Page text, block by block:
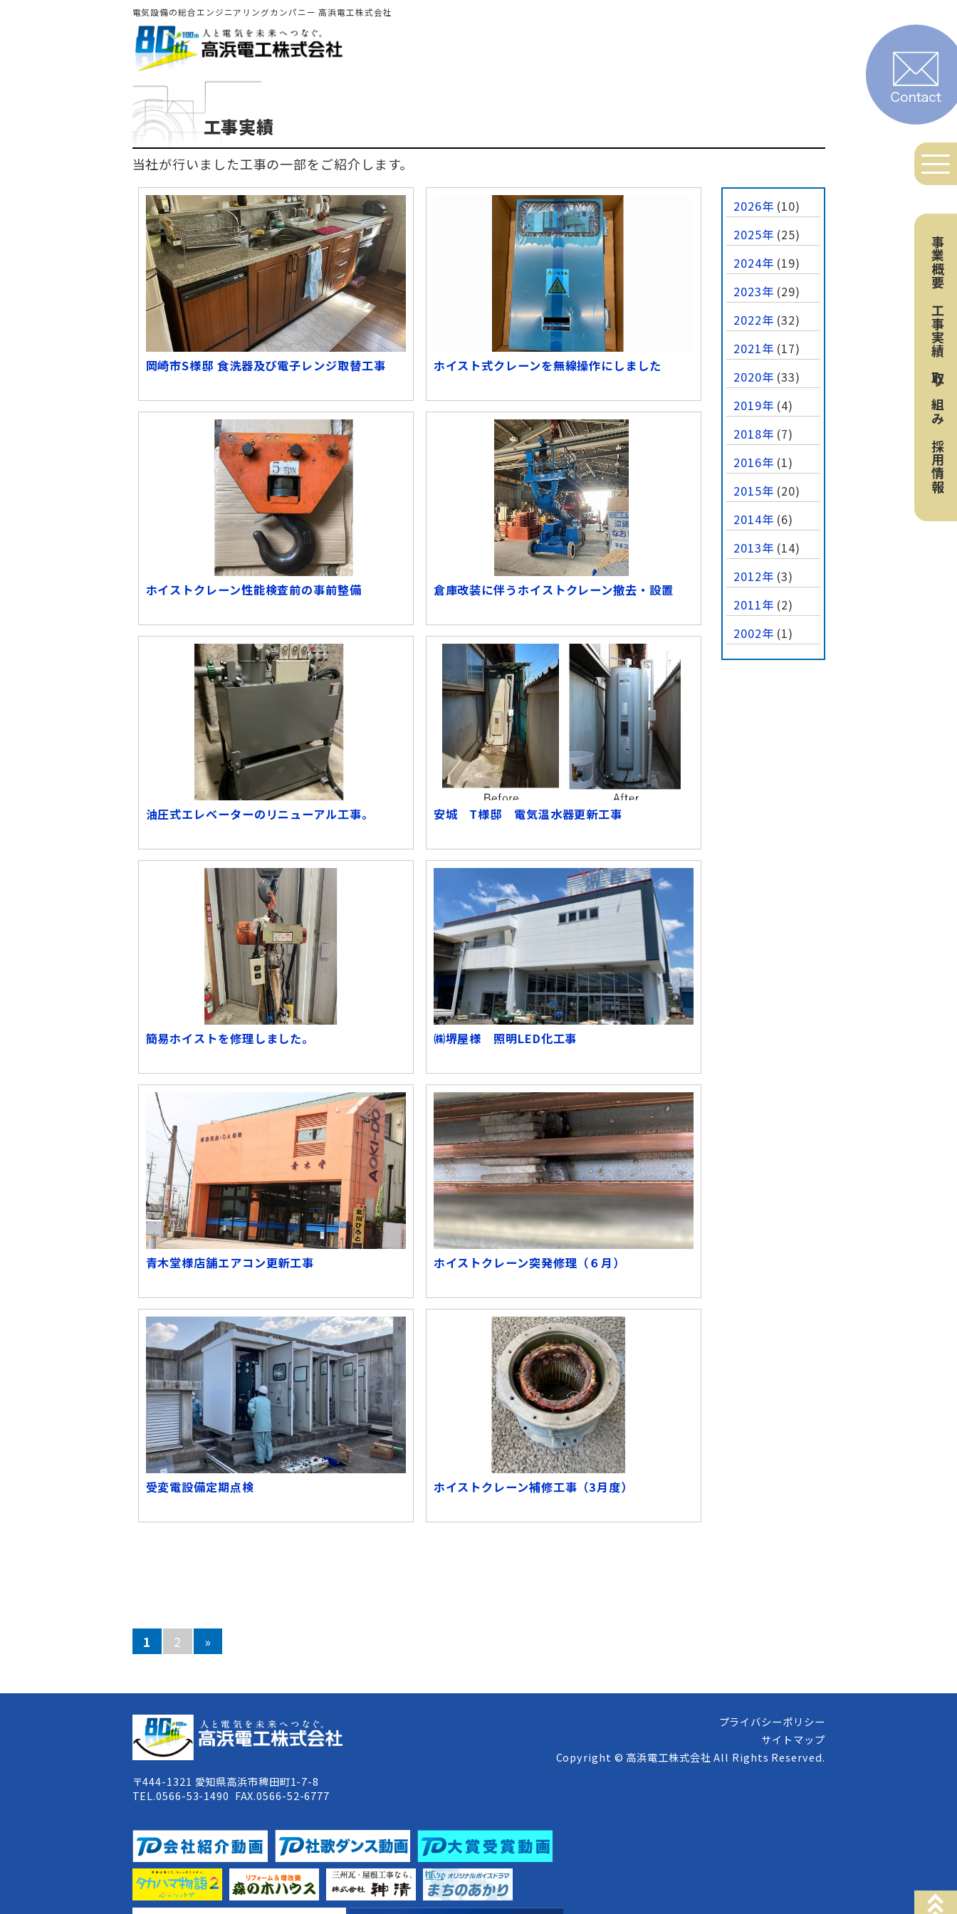
電気設備の総合エンジニアリングカンパニー 高浜電工株式会社
事業概要
工事実績
取り組み
採用情報
工事実績
当社が行いました工事の一部をご紹介します。
岡崎市S様邸 食洗器及び電子レンジ取替工事 ホイスト式クレーンを無線操作にしました
ホイストクレーン性能検査前の事前整備 倉庫改装に伴うホイストクレーン撤去・設置
油圧式エレベーターのリニューアル工事。 安城 T様邸 電気温水器更新工事
簡易ホイストを修理しました。 ㈱堺屋様 照明LED化工事
青木堂様店舗エアコン更新工事 ホイストクレーン突発修理（６月）
受変電設備定期点検 ホイストクレーン補修工事（3月度）
2026年 (10)
2025年 (25)
2024年 (19)
2023年 (29)
2022年 (32)
2021年 (17)
2020年 (33)
2019年 (4)
2018年 (7)
2016年 (1)
2015年 (20)
2014年 (6)
2013年 (14)
2012年 (3)
2011年 (2)
2002年 (1)
1 2 »
〒444-1321 愛知県高浜市稗田町1-7-8
TEL.0566-53-1490 FAX.0566-52-6777
プライバシーポリシー
サイトマップ
Copyright © 高浜電工株式会社 All Rights Reserved.